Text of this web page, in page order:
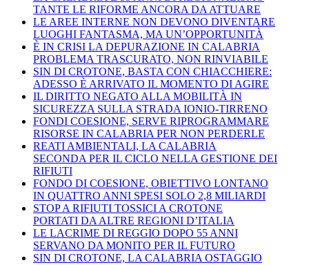
TANTE LE RIFORME ANCORA DA ATTUARE
LE AREE INTERNE NON DEVONO DIVENTARE
LUOGHI FANTASMA, MA UN’OPPORTUNITÀ
È IN CRISI LA DEPURAZIONE IN CALABRIA
PROBLEMA TRASCURATO, NON RINVIABILE
SIN DI CROTONE, BASTA CON CHIACCHIERE:
ADESSO È ARRIVATO IL MOMENTO DI AGIRE
IL DIRITTO NEGATO ALLA MOBILITÀ IN
SICUREZZA SULLA STRADA IONIO-TIRRENO
FONDI COESIONE, SERVE RIPROGRAMMARE
RISORSE IN CALABRIA PER NON PERDERLE
REATI AMBIENTALI, LA CALABRIA
SECONDA PER IL CICLO NELLA GESTIONE DEI
RIFIUTI
FONDO DI COESIONE, OBIETTIVO LONTANO
IN QUATTRO ANNI SPESI SOLO 2,8 MILIARDI
STOP A RIFIUTI TOSSICI A CROTONE
PORTATI DA ALTRE REGIONI D’ITALIA
LE LACRIME DI REGGIO DOPO 55 ANNI
SERVANO DA MONITO PER IL FUTURO
SIN DI CROTONE, LA CALABRIA OSTAGGIO